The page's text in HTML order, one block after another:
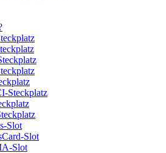
Steckplatz
Slot
Slot
Slot